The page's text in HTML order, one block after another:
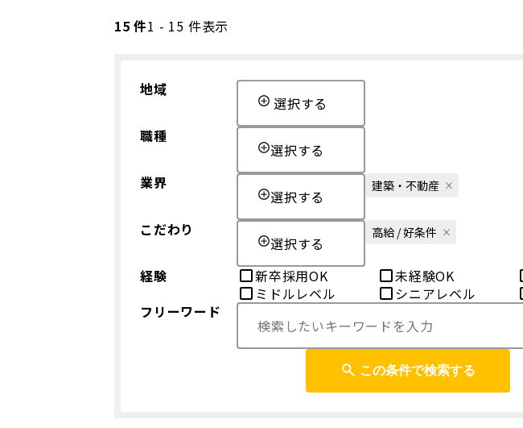
15 件1 - 15 件表示
地域
選択する
職種
選択する
業界
選択する
建築・不動産
こだわり
選択する
高給 / 好条件
経験 新卒採用OK 未経験OK
ミドルレベル
シニアレベル
フリーワード
この条件で検索する